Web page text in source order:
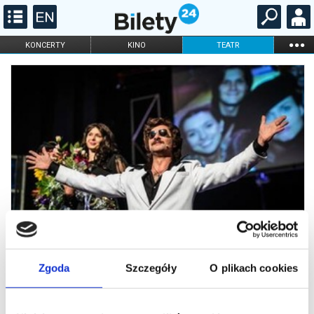
Zgoda Szczegóły O plikach cookies
KONCERTY KINO TEATR ...
FILHARMONIA OPERA I BALET
STAND-UP
KARNETY
Chciałem być